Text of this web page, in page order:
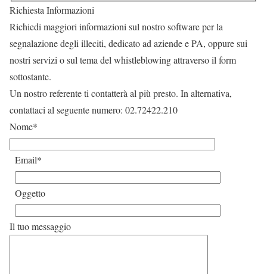
Richiesta Informazioni
Richiedi maggiori informazioni sul nostro software per la
segnalazione degli illeciti, dedicato ad aziende e PA, oppure sui
nostri servizi o sul tema del whistleblowing attraverso il form
sottostante.
Un nostro referente ti contatterà al più presto. In alternativa,
contattaci al seguente numero: 02.72422.210
Nome*
Email*
Oggetto
Il tuo messaggio